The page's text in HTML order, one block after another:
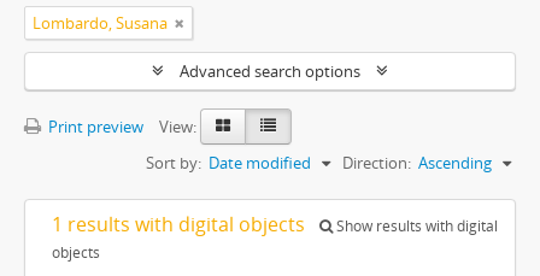
Lombardo, Susana
Advanced search options
Print preview
View:
Sort by: Date modified Direction: Ascending
1 results with digital objects
Show results with digital
objects